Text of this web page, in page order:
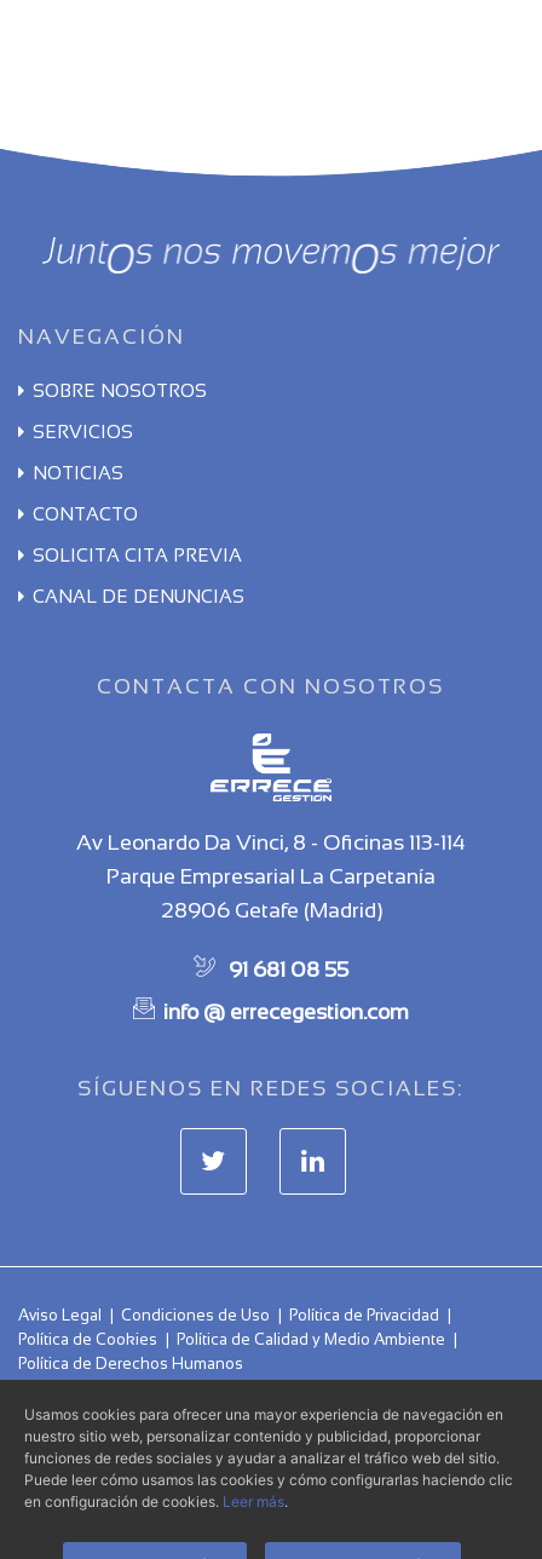
NAVEGACIÓN
SOBRE NOSOTROS
SERVICIOS
NOTICIAS
CONTACTO
SOLICITA CITA PREVIA
CANAL DE DENUNCIAS
CONTACTA CON NOSOTROS
Av Leonardo Da Vinci, 8 - Oficinas 113-114
Parque Empresarial La Carpetanía
28906 Getafe (Madrid)
91 681 08 55
info @ errecegestion.com
SÍGUENOS EN REDES SOCIALES:
Aviso Legal Condiciones de Uso Política de Privacidad
Política de Cookies
Política de Calidad y Medio Ambiente
Política de Derechos Humanos
© 2026 - Errecé Gestoria Administrativa S.L.P.- Todos los
derechos reservados.
Usamos cookies para ofrecer una mayor experiencia de navegación en
nuestro sitio web, personalizar contenido y publicidad, proporcionar
funciones de redes sociales y ayudar a analizar el tráfico web del sitio.
Puede leer cómo usamos las cookies y cómo configurarlas haciendo clic
en configuración de cookies. Leer más.